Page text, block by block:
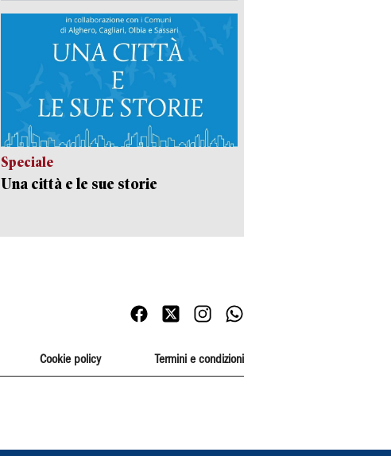
Speciale
Una città e le sue storie
Cookie policy Termini e condizioni